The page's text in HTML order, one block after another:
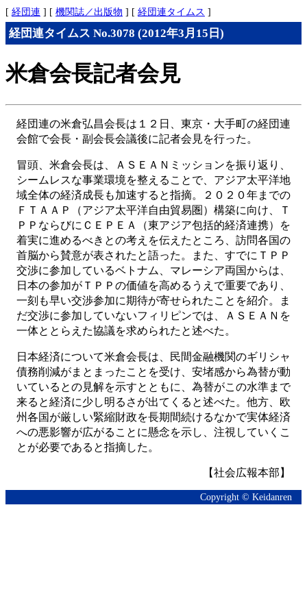
[ 経団連 ] [ 機関誌／出版物 ] [ 経団連タイムス ]
経団連タイムス No.3078 (2012年3月15日)
米倉会長記者会見
経団連の米倉弘昌会長は１２日、東京・大手町の経団連
会館で会長・副会長会議後に記者会見を行った。
冒頭、米倉会長は、ＡＳＥＡＮミッションを振り返り、
シームレスな事業環境を整えることで、アジア太平洋地
域全体の経済成長も加速すると指摘。２０２０年までの
ＦＴＡＡＰ（アジア太平洋自由貿易圏）構築に向け、Ｔ
ＰＰならびにＣＥＰＥＡ（東アジア包括的経済連携）を
着実に進めるべきとの考えを伝えたところ、訪問各国の
首脳から賛意が表されたと語った。また、すでにＴＰＰ
交渉に参加しているベトナム、マレーシア両国からは、
日本の参加がＴＰＰの価値を高めるうえで重要であり、
一刻も早い交渉参加に期待が寄せられたことを紹介。ま
だ交渉に参加していないフィリピンでは、ＡＳＥＡＮを
一体ととらえた協議を求められたと述べた。
日本経済について米倉会長は、民間金融機関のギリシャ
債務削減がまとまったことを受け、安堵感から為替が動
いているとの見解を示すとともに、為替がこの水準まで
来ると経済に少し明るさが出てくると述べた。他方、欧
州各国が厳しい緊縮財政を長期間続けるなかで実体経済
への悪影響が広がることに懸念を示し、注視していくこ
とが必要であると指摘した。
【社会広報本部】
Copyright © Keidanren